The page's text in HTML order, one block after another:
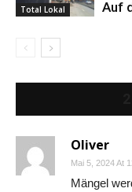
Total Lokal Auf
Oliver
Mai 5, 2024 At
Mängel